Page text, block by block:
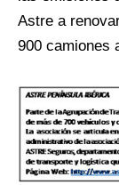
Astre a
900 camiones